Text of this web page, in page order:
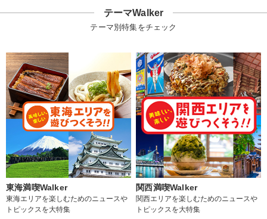
テーマWalker
テーマ別特集をチェック
東海満喫Walker
東海エリアを楽しむためのニュースや
トピックスを大特集
関西満喫Walker
関西エリアを楽しむためのニュースや
トピックスを大特集